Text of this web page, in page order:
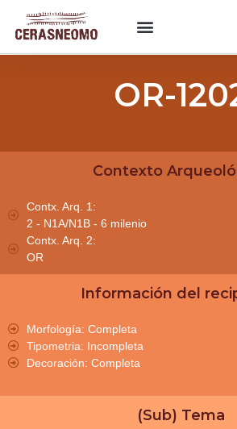
OR-
Contexto
Contx. Arq. 1:
2 - N1A/N1B - 6 milenio
Contx. Arq. 2:
OR
Información del
Morfología: Completa
Tipometria: Incompleta
Decoración: Completa
(Sub) Tema